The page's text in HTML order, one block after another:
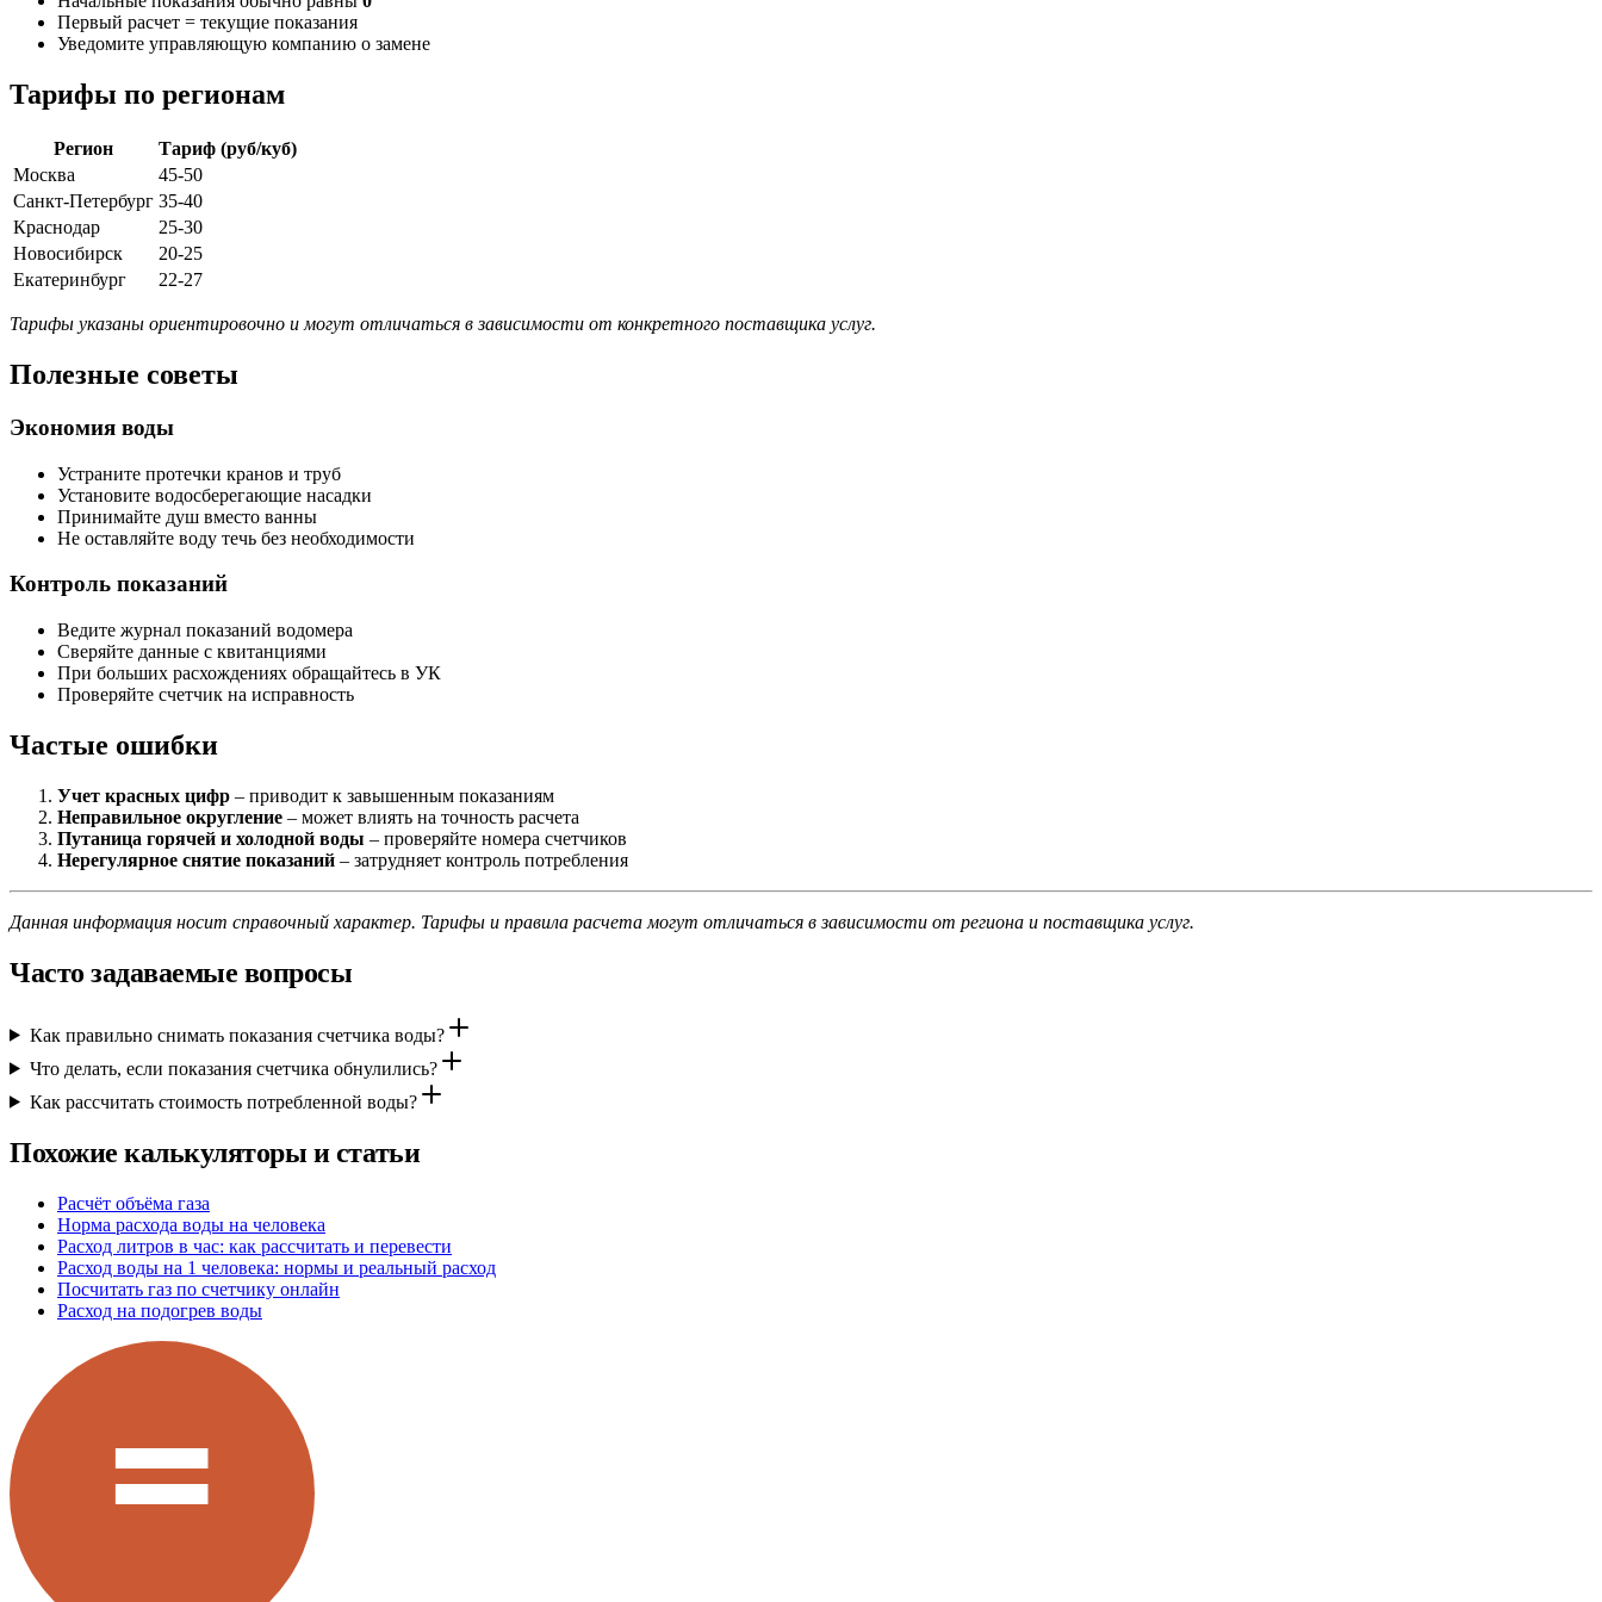
Первый расчет = текущие показания
Уведомите управляющую компанию о замене
Тарифы по регионам
Регион
Тариф (руб/куб)
Москва
45-50
Санкт-Петербург 35-40
Краснодар
25-30
Новосибирск
20-25
Екатеринбург
22-27
Тарифы указаны ориентировочно и могут отличаться в зависимости от конкретного поставщика услуг.
Полезные советы
Экономия воды
Устраните протечки кранов и труб
Установите водосберегающие насадки
Принимайте душ вместо ванны
Не оставляйте воду течь без необходимости
Контроль показаний
Ведите журнал показаний водомера
Сверяйте данные с квитанциями
При больших расхождениях обращайтесь в УК
Проверяйте счетчик на исправность
Частые ошибки
Учет красных цифр – приводит к завышенным показаниям
Неправильное округление – может влиять на точность расчета
Путаница горячей и холодной воды – проверяйте номера счетчиков
Нерегулярное снятие показаний – затрудняет контроль потребления
Данная информация носит справочный характер. Тарифы и правила расчета могут отличаться в зависимости от региона и поставщика услуг.
Часто задаваемые вопросы
Как правильно снимать показания счетчика воды?
Что делать, если показания счетчика обнулились?
Как рассчитать стоимость потребленной воды?
Похожие калькуляторы и статьи
Расчёт объёма газа
Норма расхода воды на человека
Расход литров в час: как рассчитать и перевести
Расход воды на 1 человека: нормы и реальный расход
Посчитать газ по счетчику онлайн
Расход на подогрев воды